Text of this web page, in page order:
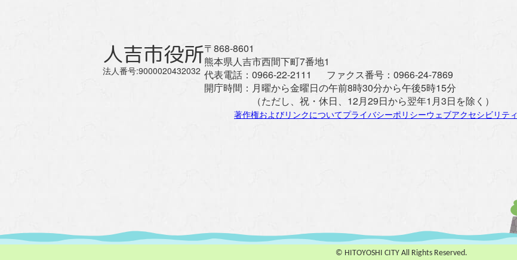
人吉市役所
法人番号:9000020432032
〒868-8601
熊本県人吉市西間下町7番地1
代表電話： 0966-22-2111 ファクス番号： 0966-24-7869
開庁時間： 月曜から金曜日の午前8時30分から午後5時15分
（ただし、祝・休日、12月29日から翌年1月3日を除く）
著作権およびリンクについてプライバシーポリシーウェブアクセシビリティ
© HITOYOSHI CITY All Rights Reserved.